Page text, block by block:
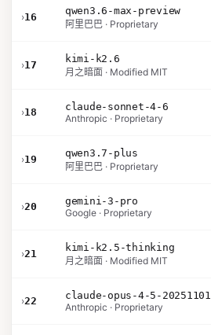
›16
qwen3.6-max-preview
阿里巴巴 · Proprietary
›17
kimi-k2.6
月之暗面 · Modified MIT
›18
claude-sonnet-4-6
Anthropic · Proprietary
›19
qwen3.7-plus
阿里巴巴 · Proprietary
›20
gemini-3-pro
Google · Proprietary
›21
kimi-k2.5-thinking
月之暗面 · Modified MIT
›22
claude-opus-4-5-20251101
Anthropic · Proprietary